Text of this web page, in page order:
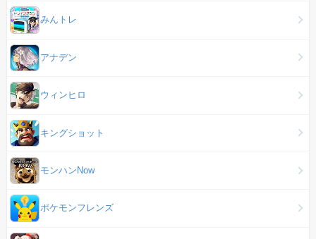
みんトレ
アナデン
ウィンヒロ
キングショット
モンハンNow
ポケモンフレンズ